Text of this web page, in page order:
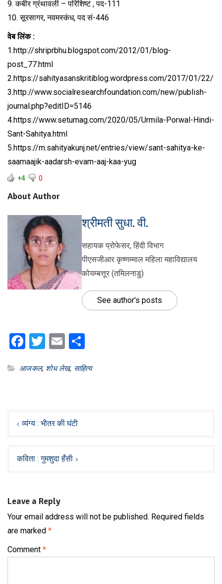
9. कबीर ग्रंथावली – परिशिष्ट , पद-111
10. सूरसागर, नवमस्कंध, पद सं-446
वेब लिंक :
1.http://shriprbhu.blogspot.com/2012/01/blog-
post_77.html
2.https://sahityasanskritiblog.wordpress.com/2017/01/22/
3.http://www.socialresearchfoundation.com/new/publish-
journal.php?editID=5146
4.https://www.setumag.com/2020/05/Urmila-Porwal-Hindi-
Sant-Sahitya.html
5.https://m.sahityakunj.net/entries/view/sant-sahitya-ke-
saamaajik-aadarsh-evam-aaj-kaa-yug
+4 0
About Author
श्रीमती सुधा. वी.
सहायक प्रोफेसर, हिंदी विभाग
पीएसजीआर कृष्णम्माल महिला महाविद्यालय
कोयम्बत्तूर (तमिलनाडु)
See author's posts
Facebook
Twitter
Email
आजकल, शोध लेख, साहित्य
navigation
व्यंग्य : भीतर की घंटी
कविता : गुमशुदा हँसी
Leave a Reply
Your email address will not be published. Required fields
are marked *
Comment *